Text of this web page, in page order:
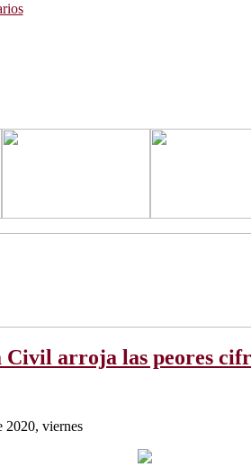
arroja las peores
viernes